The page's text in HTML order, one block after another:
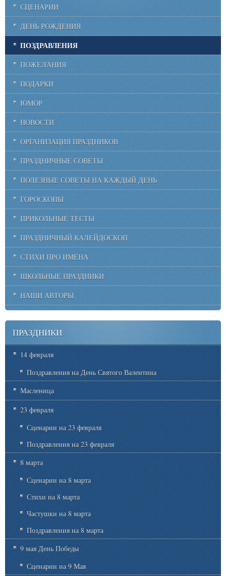
СЦЕНАРИИ
ДЕНЬ РОЖДЕНИЯ
ПОЗДРАВЛЕНИЯ
ПОЖЕЛАНИЯ
ПОДАРКИ
ЮМОР
НОВОСТИ
ОРГАНИЗАЦИЯ ПРАЗДНИКОВ
ПРАЗДНИЧНЫЕ СОВЕТЫ
ПОЛЕЗНЫЕ СОВЕТЫ НА КАЖДЫЙ ДЕНЬ
ГОРОСКОПЫ
ПРИКОЛЬНЫЕ ТЕСТЫ
ПРАЗДНИЧНЫЙ КАЛЕЙДОСКОП
СТИХИ ПРО ИМЕНА
ШКОЛЬНЫЕ ПРАЗДНИКИ
НАШИ АВТОРЫ
ПРАЗДНИКИ
14 февраля
Поздравления на День Святого Валентина
Масленица
23 февраля
Сценарии на 23 февраля
Поздравления на 23 февраля
8 марта
Сценарии на 8 марта
Стихи на 8 марта
Частушки на 8 марта
Поздравления на 8 марта
9 мая День Победы
Сценарии на 9 Мая